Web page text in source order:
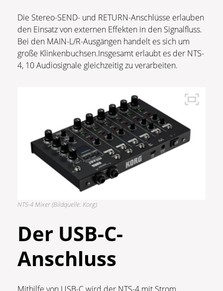
Die Stereo-SEND- und RETURN-Anschlüsse erlauben
den Einsatz von externen Effekten in den Signalfluss.
Bei den MAIN-L/R-Ausgängen handelt es sich um
große Klinkenbuchsen.Insgesamt erlaubt es der NTS-
4, 10 Audiosignale gleichzeitig zu verarbeiten.
NTS-4 Mixer (Bildquelle: Korg)
Der USB-C-
Anschluss